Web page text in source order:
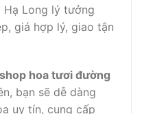
Hạ Long lý tưởng
giá hợp lý, giao tận
hoa tươi đường
bạn sẽ dễ dàng
uy tín, cung cấp